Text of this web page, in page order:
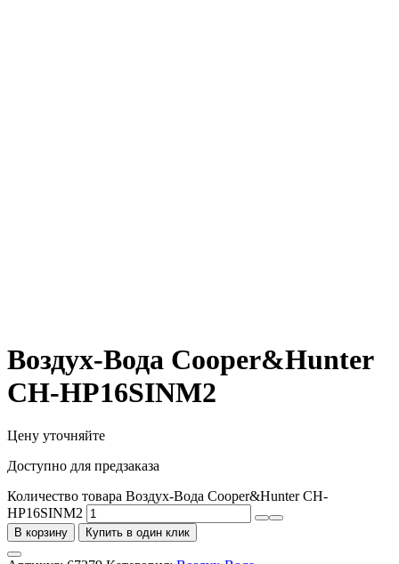
Воздух-Вода Cooper&Hunter
CH-HP16SINM2
Цену уточняйте
Доступно для предзаказа
Количество товара Воздух-Вода Cooper&Hunter CH-
HP16SINM2
В корзину Купить в один клик